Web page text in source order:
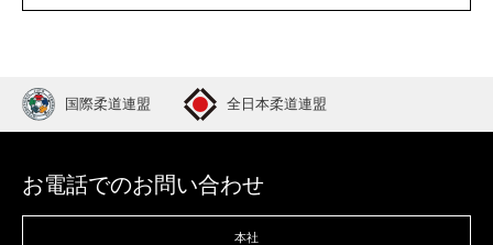
国際柔道連盟 全日本柔道連盟
お電話でのお問い合わせ
本社